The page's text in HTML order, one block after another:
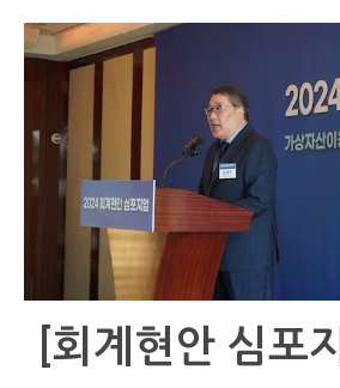
[회계현안 심포